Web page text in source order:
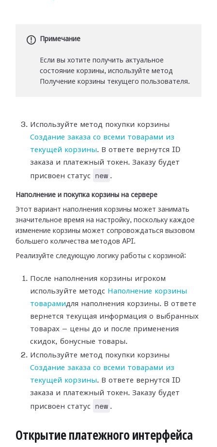
Примечание
Если вы хотите получить актуальное
состояние корзины, используйте метод
Получение корзины текущего пользователя.
Используйте метод покупки корзины
Создание заказа со всеми товарами из
текущей корзины. В ответе вернутся ID
заказа и платежный токен. Заказу будет
присвоен статус
new .
Наполнение и покупка корзины на сервере
Этот вариант наполнения корзины может занимать
значительное время на настройку, поскольку каждое
изменение корзины может сопровождаться вызовом
большего количества методов API.
Реализуйте следующую логику работы с корзиной:
После наполнения корзины игроком
используйте методс Наполнение корзины
товарамидля наполнения корзины. В ответе
вернется текущая информация о выбранных
товарах — цены до и после применения
скидок, бонусные товары.
Используйте метод покупки корзины
Создание заказа со всеми товарами из
текущей корзины. В ответе вернутся ID
заказа и платежный токен. Заказу будет
присвоен статус
new .
Открытие платежного интерфейса